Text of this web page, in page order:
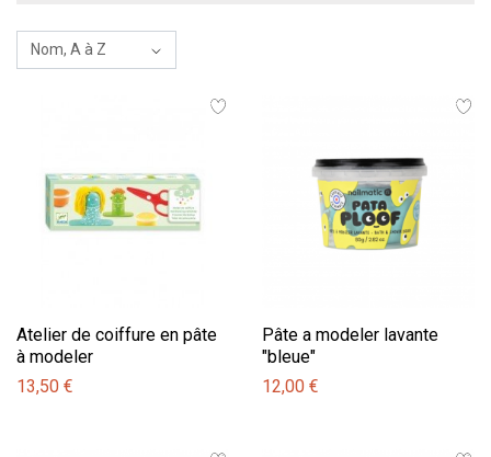
Atelier de coiffure en pâte
à modeler
13,50 €
Pâte a modeler lavante
"bleue"
12,00 €